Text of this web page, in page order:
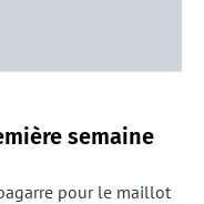
semaine
pour le maillot